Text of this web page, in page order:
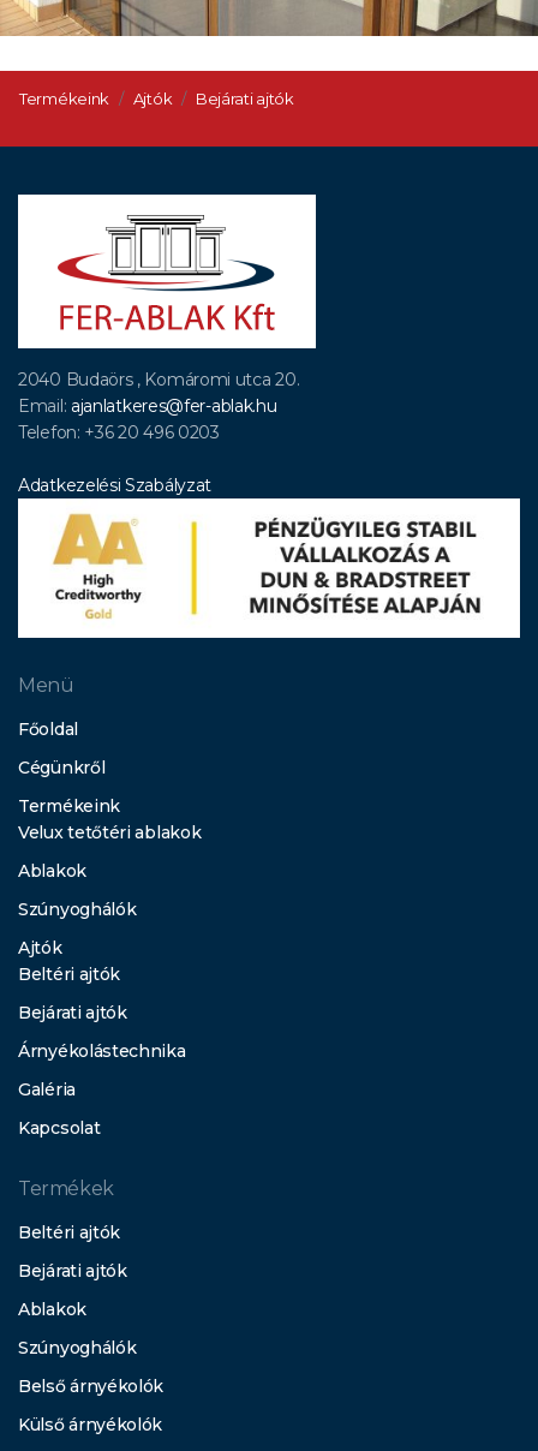
Termékeink Ajtók Bejárati ajtók
2040 Budaörs , Komáromi utca 20.
Email: ajanlatkeres@fer-ablak.hu
Telefon: +36 20 496 0203
Adatkezelési Szabályzat
Menü
Főoldal
Cégünkről
Termékeink
Velux tetőtéri ablakok
Ablakok
Szúnyoghálók
Ajtók
Beltéri ajtók
Bejárati ajtók
Árnyékolástechnika
Galéria
Kapcsolat
Termékek
Beltéri ajtók
Bejárati ajtók
Ablakok
Szúnyoghálók
Belső árnyékolók
Külső árnyékolók